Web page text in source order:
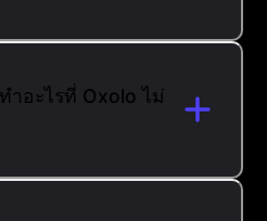
ำอะไรที่ Oxolo ไม่